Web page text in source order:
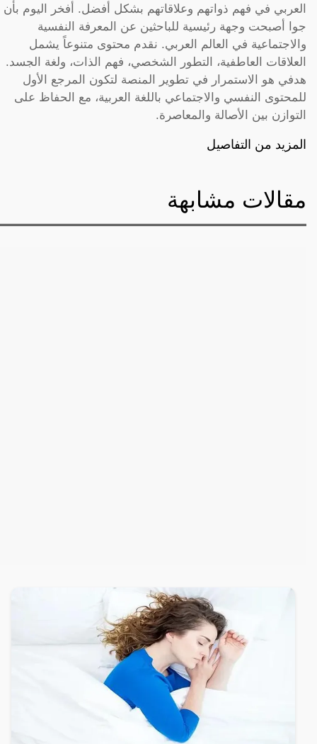
العربي في فهم ذواتهم وعلاقاتهم بشكل أفضل. أفخر اليوم بأن
جوا أصبحت وجهة رئيسية للباحثين عن المعرفة النفسية
والاجتماعية في العالم العربي. نقدم محتوى متنوعاً يشمل
العلاقات العاطفية، التطور الشخصي، فهم الذات، ولغة الجسد.
هدفي هو الاستمرار في تطوير المنصة لتكون المرجع الأول
للمحتوى النفسي والاجتماعي باللغة العربية، مع الحفاظ على
التوازن بين الأصالة والمعاصرة.
المزيد من التفاصيل
مقالات مشابهة